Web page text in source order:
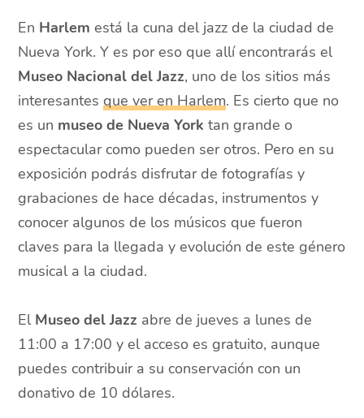
En Harlem está la cuna del jazz de la ciudad de
Nueva York. Y es por eso que allí encontrarás el
Museo Nacional del Jazz, uno de los sitios más
interesantesque ver en Harlem. Es cierto que no
es un museo de Nueva York tan grande o
espectacular como pueden ser otros. Pero en su
exposición podrás disfrutar de fotografías y
grabaciones de hace décadas, instrumentos y
conocer algunos de los músicos que fueron
claves para la llegada y evolución de este género
musical a la ciudad.
El Museo del Jazz abre de jueves a lunes de
11:00 a 17:00 y el acceso es gratuito, aunque
puedes contribuir a su conservación con un
donativo de 10 dólares.